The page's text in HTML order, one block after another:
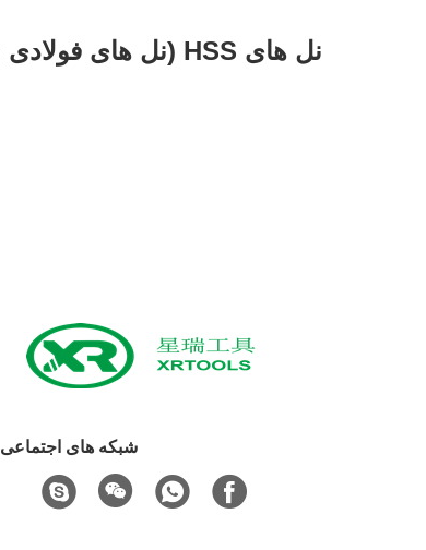
نل های HSS (نل های فولادی با سرعت بالا) در مقابل نل های فولادی کربن: کدام برای ماشینکاری عمومی بهتر است؟
شبکه های اجتماعی